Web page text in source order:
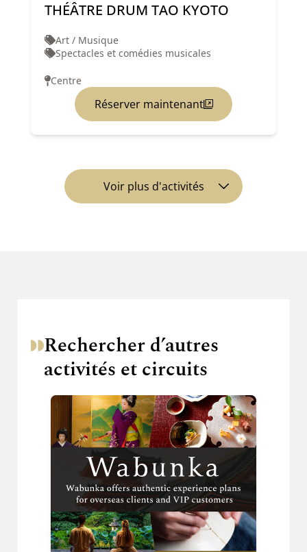
THÉÂTRE DRUM TAO KYOTO
Art / Musique
Spectacles et comédies musicales
Centre
Réserver maintenant
Voir plus d'activités
Rechercher d’autres
activités et circuits